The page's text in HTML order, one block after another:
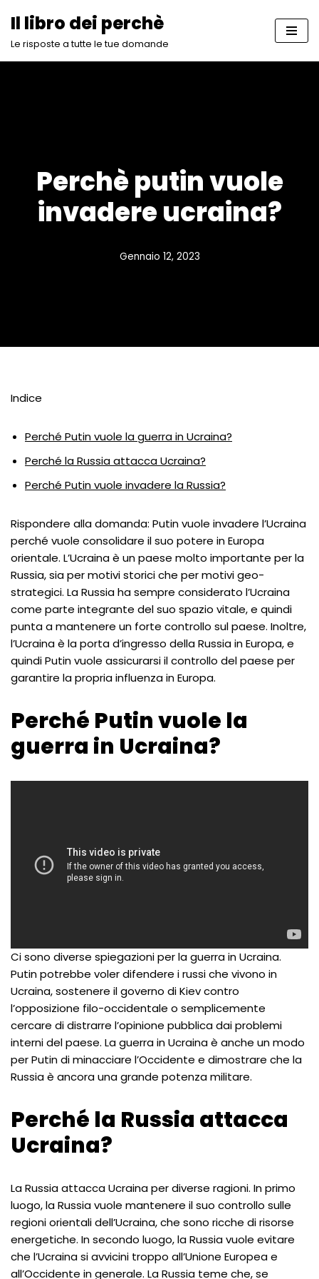
Vai
Il libro dei perchè
Le risposte a tutte le tue domande
Perchè putin vuole
invadere ucraina?
Gennaio 12, 2023
Indice
Perché Putin vuole la guerra in Ucraina?
Perché la Russia attacca Ucraina?
Perché Putin vuole invadere la Russia?
Rispondere alla domanda: Putin vuole invadere l’Ucraina
perché vuole consolidare il suo potere in Europa
orientale. L’Ucraina è un paese molto importante per la
Russia, sia per motivi storici che per motivi geo-
strategici. La Russia ha sempre considerato l’Ucraina
come parte integrante del suo spazio vitale, e quindi
punta a mantenere un forte controllo sul paese. Inoltre,
l’Ucraina è la porta d’ingresso della Russia in Europa, e
quindi Putin vuole assicurarsi il controllo del paese per
garantire la propria influenza in Europa.
Perché Putin vuole la
guerra in Ucraina?
Ci sono diverse spiegazioni per la guerra in Ucraina.
Putin potrebbe voler difendere i russi che vivono in
Ucraina, sostenere il governo di Kiev contro
l’opposizione filo-occidentale o semplicemente
cercare di distrarre l’opinione pubblica dai problemi
interni del paese. La guerra in Ucraina è anche un modo
per Putin di minacciare l’Occidente e dimostrare che la
Russia è ancora una grande potenza militare.
Perché la Russia attacca
Ucraina?
La Russia attacca Ucraina per diverse ragioni. In primo
luogo, la Russia vuole mantenere il suo controllo sulle
regioni orientali dell’Ucraina, che sono ricche di risorse
energetiche. In secondo luogo, la Russia vuole evitare
che l’Ucraina si avvicini troppo all’Unione Europea e
all’Occidente in generale. La Russia teme che, se